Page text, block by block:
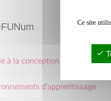
à la conception de
d'apprentissage
Ce site